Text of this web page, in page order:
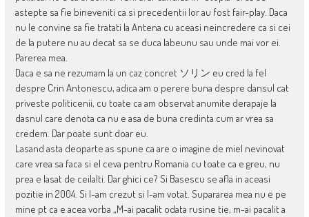
astepte sa fie bineveniti ca si precedentii lor au fost fair-play. Daca
nu le convine sa fie tratati la Antena cu aceasi neincredere ca si cei
de la putere nu au decat sa se duca labeunu sau unde mai vor ei.
Parerea mea.
Daca e sa ne rezumam la un caz concret ソリン eu cred la fel
despre Crin Antonescu, adica am o perere buna despre dansul cat
priveste politicenii, cu toate ca am observat anumite derapaje la
dasnul care denota ca nu e asa de buna credinta cum ar vrea sa
credem. Dar poate sunt doar eu.
Lasand asta deoparte as spune ca are o imagine de miel nevinovat
care vrea sa faca si el ceva pentru Romania cu toate ca e greu, nu
prea e lasat de ceilalti. Dar ghici ce? Si Basescu se afla in aceasi
pozitie in 2004. Si l-am crezut si l-am votat. Supararea mea nu e pe
mine pt ca e acea vorba „M-ai pacalit odata rusine tie, m-ai pacalit a